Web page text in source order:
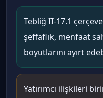
Tebliğ II-17.1
şeffaflık, menfaat
boyutlarını ayırt
Yatırımcı ilişkileri